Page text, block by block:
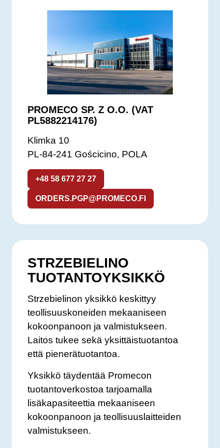
PROMECO SP. Z O.O. (VAT
PL5882214176)
Klimka 10
PL-84-241 Gościcino, POLA
+48 58 677 27 27
ORDERS.PGP@PROMECO.FI
STRZEBIELINO
TUOTANTOYKSIKKÖ
Strzebielinon yksikkö keskittyy
teollisuuskoneiden mekaaniseen
kokoonpanoon ja valmistukseen.
Laitos tukee sekä yksittäistuotantoa
että pienerätuotantoa.
Yksikkö täydentää Promecon
tuotantoverkostoa tarjoamalla
lisäkapasiteettia mekaaniseen
kokoonpanoon ja teollisuuslaitteiden
valmistukseen.